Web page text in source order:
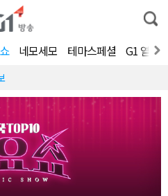
통
합
색
네모세모 테마스페셜 G1 열린